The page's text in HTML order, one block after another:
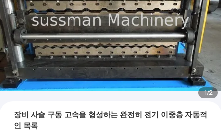
1/2
장비 사슬 구동 고속을 형성하는 완전히 전기 이중층 자동적
인 목록